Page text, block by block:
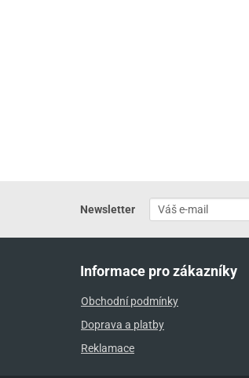
Newsletter
Informace pro zákazníky
Obchodní podmínky
Doprava a platby
Reklamace